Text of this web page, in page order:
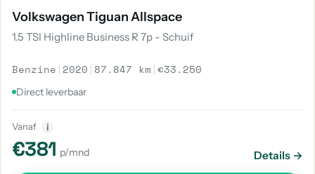
Volkswagen Tiguan Allspace
1.5 TSI Highline Business R 7p - Schuif
Benzine | 2020 | 87.847 km |€33.250
Direct leverbaar
Vanaf i
€381 p/mnd Details →